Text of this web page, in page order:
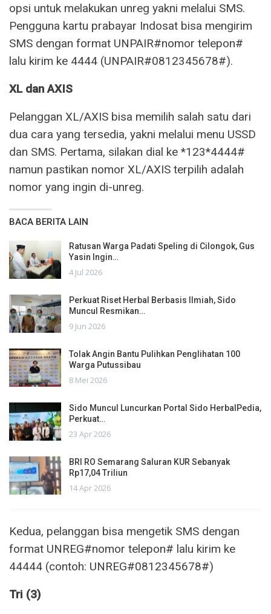
opsi untuk melakukan unreg yakni melalui SMS.
Pengguna kartu prabayar Indosat bisa mengirim
SMS dengan format UNPAIR#nomor telepon#
lalu kirim ke 4444 (UNPAIR#0812345678#).
XL dan AXIS
Pelanggan XL/AXIS bisa memilih salah satu dari
dua cara yang tersedia, yakni melalui menu USSD
dan SMS. Pertama, silakan dial ke *123*4444#
namun pastikan nomor XL/AXIS terpilih adalah
nomor yang ingin di-unreg.
BACA BERITA LAIN
Ratusan Warga Padati Speling di Cilongok, Gus
Yasin Ingin…
4 Jul 2026
Perkuat Riset Herbal Berbasis Ilmiah, Sido
Muncul Resmikan…
9 Jun 2026
Tolak Angin Bantu Pulihkan Penglihatan 100
Warga Putussibau
8 Mei 2026
Sido Muncul Luncurkan Portal Sido HerbalPedia,
Perkuat…
23 Apr 2026
BRI RO Semarang Saluran KUR Sebanyak
Rp17,04 Triliun
14 Apr 2026
Kedua, pelanggan bisa mengetik SMS dengan
format UNREG#nomor telepon# lalu kirim ke
44444 (contoh: UNREG#0812345678#)
Tri (3)